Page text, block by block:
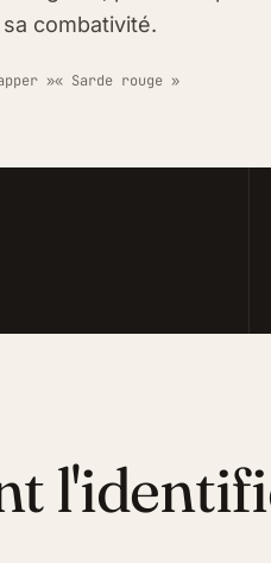
combativité.
»« Sarde rouge »